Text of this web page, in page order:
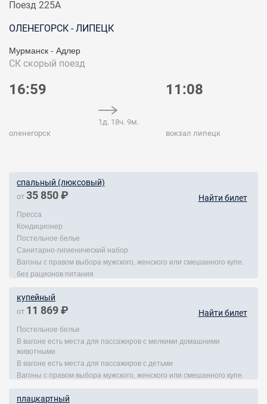
Поезд 225А
ОЛЕНЕГОРСК - ЛИПЕЦК
Мурманск - Адлер
СК скорый поезд
16:59
оленегорск
1д. 18ч. 9м.
11:08
вокзал липецк
спальный (люксовый)
от 35 850 ₽ Найти билет
Пресса
Кондиционер
Постельное белье
Санитарно-гигиенический набор
Вагоны с правом выбора мужского, женского или смешанного купе.
без рационов питания
купейный
от 11 869 ₽ Найти билет
Постельное белье
В вагоне есть места для пассажиров с мелкими домашними
животными
В вагоне есть места для пассажиров с детьми
Вагоны с правом выбора мужского, женского или смешанного купе.
плацкартный